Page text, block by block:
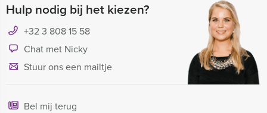
Hulp nodig bij het kiezen?
+32 3 808 15 58
Chat met Nicky
Stuur ons een mailtje
Bel mij terug